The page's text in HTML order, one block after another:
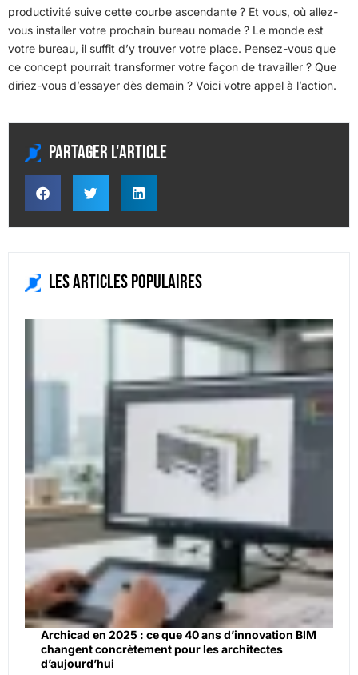
productivité suive cette courbe ascendante ? Et vous, où allez-
vous installer votre prochain bureau nomade ? Le monde est
votre bureau, il suffit d’y trouver votre place. Pensez-vous que
ce concept pourrait transformer votre façon de travailler ? Que
diriez-vous d’essayer dès demain ? Voici votre appel à l’action.
Partager l'article
Les articles populaires
Archicad en 2025 : ce que 40 ans d’innovation BIM
changent concrètement pour les architectes
d’aujourd’hui